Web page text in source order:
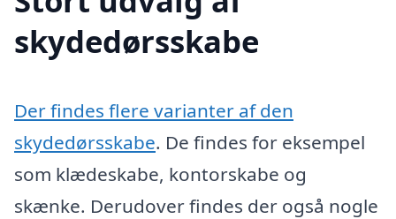
skydedørsskabe
Der findes flere varianter af den
skydedørsskabe. De findes for eksempel
som klædeskabe, kontorskabe og
skænke. Derudover findes der også nogle